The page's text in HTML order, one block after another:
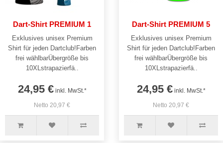
Dart-Shirt PREMIUM 1
Exklusives unisex Premium
Shirt für jeden Dartclub!Farben
frei wählbarÜbergröße bis
10XLstrapazierfä..
24,95 €inkl. MwSt.*
Netto 20,97 €
Dart-Shirt PREMIUM 5
Exklusives unisex Premium
Shirt für jeden Dartclub!Farben
frei wählbarÜbergröße bis
10XLstrapazierfä..
24,95 €inkl. MwSt.*
Netto 20,97 €